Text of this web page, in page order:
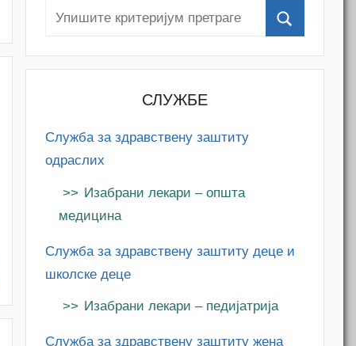
СЛУЖБЕ
Служба за здравствену заштиту
одраслих
Изабрани лекари – општа
медицина
Служба за здравствену заштиту деце и
школске деце
Изабрани лекари – педијатрија
Служба за здравствену заштиту жена